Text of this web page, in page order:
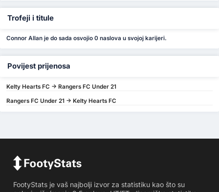
Trofeji i titule
Connor Allan je do sada osvojio 0 naslova u svojoj karijeri.
Povijest prijenosa
Kelty Hearts FC -> Rangers FC Under 21
Rangers FC Under 21 -> Kelty Hearts FC
FootyStats je vaš najbolji izvor za statistiku kao što su